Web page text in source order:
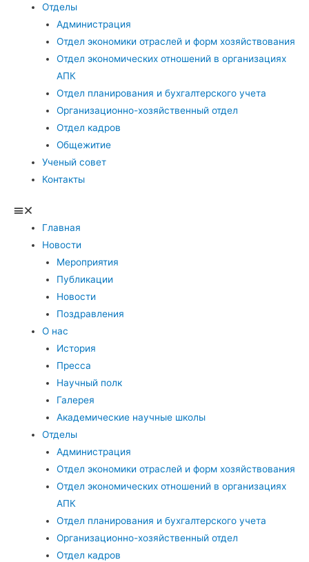
Отделы
Администрация
Отдел экономики отраслей и форм хозяйствования
Отдел экономических отношений в организациях
АПК
Отдел планирования и бухгалтерского учета
Организационно-хозяйственный отдел
Отдел кадров
Общежитие
Ученый совет
Контакты
Главная
Новости
Мероприятия
Публикации
Новости
Поздравления
О нас
История
Пресса
Научный полк
Галерея
Академические научные школы
Отделы
Администрация
Отдел экономики отраслей и форм хозяйствования
Отдел экономических отношений в организациях
АПК
Отдел планирования и бухгалтерского учета
Организационно-хозяйственный отдел
Отдел кадров